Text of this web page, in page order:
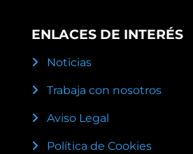
ENLACES DE INTERÉS
Noticias
Trabaja con nosotros
Aviso Legal
Política de Cookies